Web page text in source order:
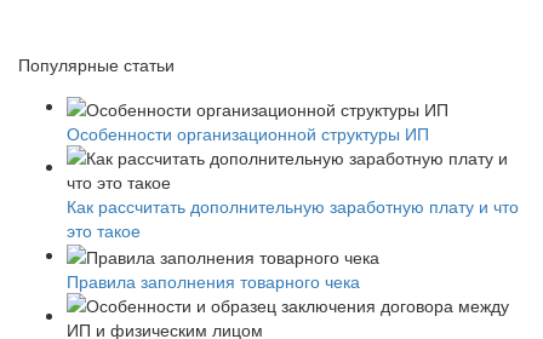
Популярные статьи
Особенности организационной структуры ИП
Как рассчитать дополнительную заработную плату и что
это такое
Правила заполнения товарного чека